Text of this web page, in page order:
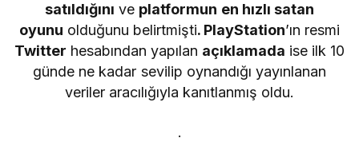
satıldığını ve platformun en hızlı satan
oyunu olduğunu belirtmişti. PlayStation’ın resmi
Twitter hesabından yapılan açıklamada ise ilk 10
günde ne kadar sevilip oynandığı yayınlanan
veriler aracılığıyla kanıtlanmış oldu.
.